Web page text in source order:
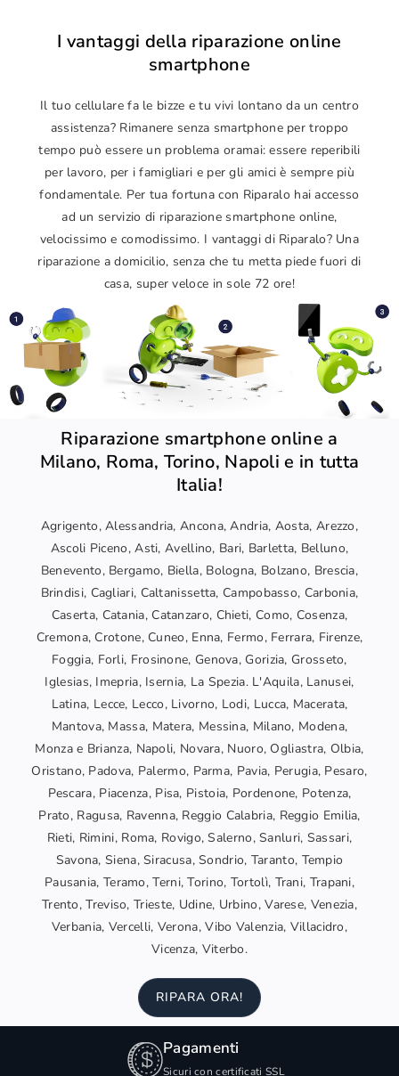
I vantaggi della riparazione online
smartphone
Il tuo cellulare fa le bizze e tu vivi lontano da un centro
assistenza? Rimanere senza smartphone per troppo
tempo può essere un problema oramai: essere reperibili
per lavoro, per i famigliari e per gli amici è sempre più
fondamentale. Per tua fortuna con Riparalo hai accesso
ad un servizio di riparazione smartphone online,
velocissimo e comodissimo. I vantaggi di Riparalo? Una
riparazione a domicilio, senza che tu metta piede fuori di
casa, super veloce in sole 72 ore!
Riparazione smartphone online a
Milano, Roma, Torino, Napoli e in tutta
Italia!
Agrigento, Alessandria, Ancona, Andria, Aosta, Arezzo,
Ascoli Piceno, Asti, Avellino, Bari, Barletta, Belluno,
Benevento, Bergamo, Biella, Bologna, Bolzano, Brescia,
Brindisi, Cagliari, Caltanissetta, Campobasso, Carbonia,
Caserta, Catania, Catanzaro, Chieti, Como, Cosenza,
Cremona, Crotone, Cuneo, Enna, Fermo, Ferrara, Firenze,
Foggia, Forli, Frosinone, Genova, Gorizia, Grosseto,
Iglesias, Imepria, Isernia, La Spezia. L'Aquila, Lanusei,
Latina, Lecce, Lecco, Livorno, Lodi, Lucca, Macerata,
Mantova, Massa, Matera, Messina, Milano, Modena,
Monza e Brianza, Napoli, Novara, Nuoro, Ogliastra, Olbia,
Oristano, Padova, Palermo, Parma, Pavia, Perugia, Pesaro,
Pescara, Piacenza, Pisa, Pistoia, Pordenone, Potenza,
Prato, Ragusa, Ravenna, Reggio Calabria, Reggio Emilia,
Rieti, Rimini, Roma, Rovigo, Salerno, Sanluri, Sassari,
Savona, Siena, Siracusa, Sondrio, Taranto, Tempio
Pausania, Teramo, Terni, Torino, Tortolì, Trani, Trapani,
Trento, Treviso, Trieste, Udine, Urbino, Varese, Venezia,
Verbania, Vercelli, Verona, Vibo Valenzia, Villacidro,
Vicenza, Viterbo.
RIPARA ORA!
Pagamenti
Sicuri con certificati SSL